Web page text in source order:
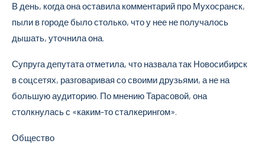
В день, когда она оставила комментарий про Мухосранск,
пыли в городе было столько, что у нее не получалось
дышать, уточнила она.
Супруга депутата отметила, что назвала так Новосибирск
в соцсетях, разговаривая со своими друзьями, а не на
большую аудиторию. По мнению Тарасовой, она
столкнулась с «каким-то сталкерингом».
Общество